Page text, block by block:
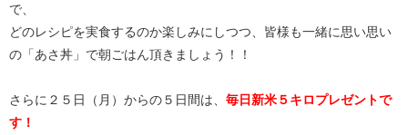
で、
どのレシピを実食するのか楽しみにしつつ、皆様も一緒に思い思い
の「あさ丼」で朝ごはん頂きましょう！！
さらに２５日（月）からの５日間は、 毎日新米５キロプレゼントで
す！